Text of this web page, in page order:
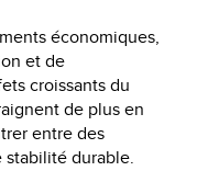
économiques,
et de
croissants du
de plus en
entre des
stabilité durable.